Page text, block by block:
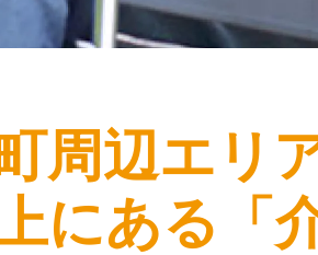
周辺エリ
にある 「